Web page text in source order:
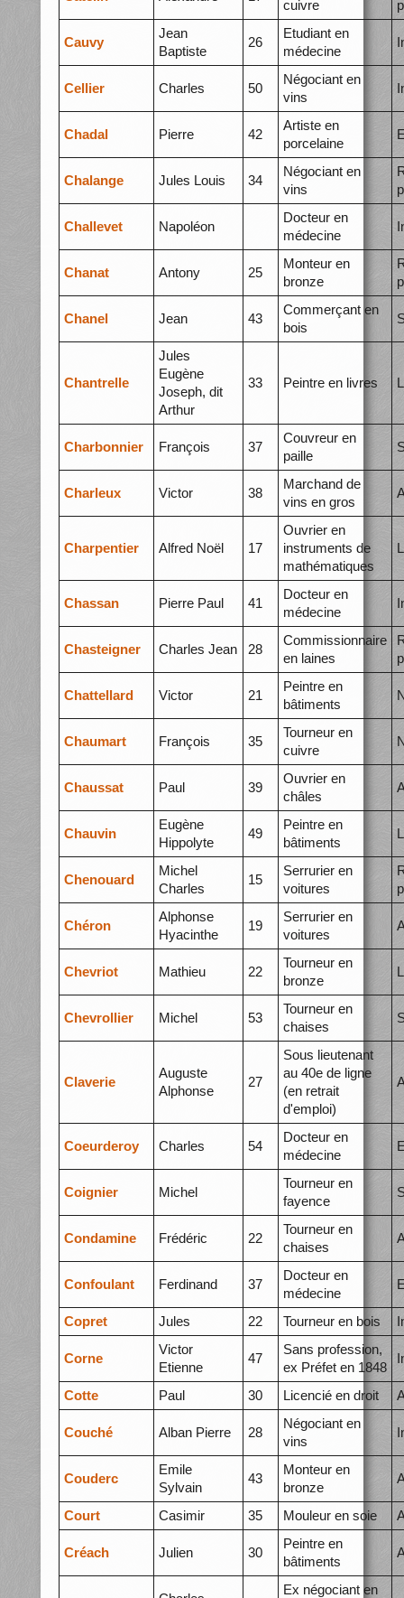
cuivre
Cauvy
Jean
Baptiste
26
Etudiant en
médecine
Cellier Charles 50
Négociant en
vins
Chadal Pierre 42
Artiste en
porcelaine
Chalange Jules Louis 34
Négociant en
vins
Challevet Napoléon
Docteur en
médecine
Chanat Antony 25
Monteur en
bronze
Chanel Jean 43
Commerçant en
bois
Chantrelle
Jules
Eugène
Joseph, dit
Arthur
33 Peintre en livres
Charbonnier François 37
Couvreur en
paille
Charleux Victor 38
Marchand de
vins en gros
Charpentier Alfred Noël 17
Ouvrier en
instruments de
mathématiques
Chassan Pierre Paul 41
Docteur en
médecine
Chasteigner Charles Jean 28
Commissionnaire
en laines
Chattellard Victor 21
Peintre en
bâtiments
Chaumart François 35
Tourneur en
cuivre
Chaussat Paul 39
Ouvrier en
châles
Chauvin
Eugène
Hippolyte
49
Peintre en
bâtiments
Chenouard
Michel
Charles
15
Serrurier en
voitures
Chéron
Alphonse
Hyacinthe
19
Serrurier en
voitures
Chevriot Mathieu 22
Tourneur en
bronze
Chevrollier Michel 53
Tourneur en
chaises
Claverie
Auguste
Alphonse
27
Sous lieutenant
au 40e de ligne
(en retrait
d'emploi)
Coeurderoy Charles 54
Docteur en
médecine
Coignier Michel
Tourneur en
fayence
Condamine Frédéric 22
Tourneur en
chaises
Confoulant Ferdinand 37
Docteur en
médecine
Copret Jules 22 Tourneur en bois
Corne
Victor
Etienne
47
Sans profession,
ex Préfet en 1848
Cotte Paul 30 Licencié en droit
Couché Alban Pierre 28
Négociant en
vins
Couderc
Emile
Sylvain
43
Monteur en
bronze
Court Casimir 35 Mouleur en soie
Créach Julien 30
Peintre en
bâtiments
Ex négociant en